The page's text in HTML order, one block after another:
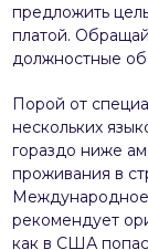
предложить
платой.
должностные
Порой от
нескольких
гораздо ниже
проживания в
Международное
рекомендует
как в США